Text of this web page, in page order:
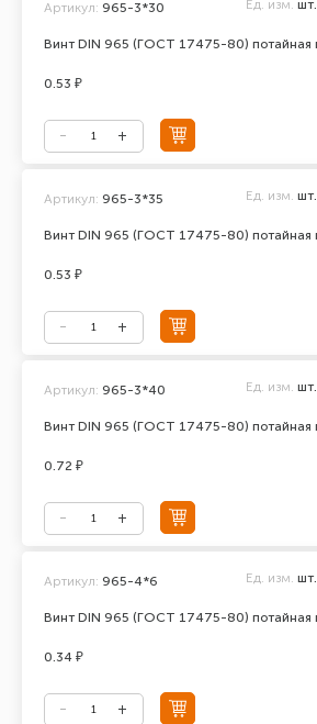
Винт DIN 965 (ГОСТ 17475-80) потайная
Артикул: 965-3*30 Ед. изм. шт.
0.53 ₽
Винт DIN 965 (ГОСТ 17475-80) потайная
Артикул: 965-3*35 Ед. изм. шт.
0.53 ₽
Винт DIN 965 (ГОСТ 17475-80) потайная
Артикул: 965-3*40 Ед. изм. шт.
0.72 ₽
Винт DIN 965 (ГОСТ 17475-80) потайная
Артикул: 965-4*6 Ед. изм. шт.
0.34 ₽